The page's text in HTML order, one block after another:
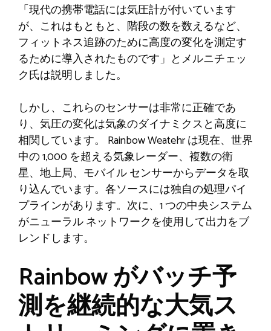
「現代の携帯電話には気圧計が付いています
が、これはもともと、階段の数を数えるなど、
フィットネス追跡のために高度の変化を測定す
るために導入されたものです」とメルニチェッ
ク氏は説明しました。
しかし、これらのセンサーは非常に正確であ
り、気圧の変化は気象のダイナミクスと高度に
相関しています。 Rainbow Weatehr は現在、世界
中の 1,000 を超える気象レーダー、複数の衛
星、地上局、モバイル センサーからデータを取
り込んでいます。各ソースには独自の処理パイ
プラインがあります。次に、1 つの中央システム
がニューラル ネットワークを使用して出力をブ
レンドします。
Rainbow がバッチ予
測を継続的な大気ス